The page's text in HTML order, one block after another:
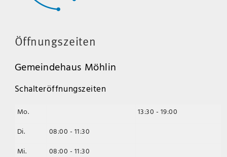
Öffnungszeiten
Gemeindehaus Möhlin
Schalteröffnungszeiten
Mo.
13:30 - 19:00
Di.
08:00 - 11:30
Mi.
08:00 - 11:30